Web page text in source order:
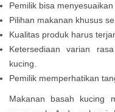
Pemilik bisa
Pilihan makanan khusus
Kualitas produk harus
Ketersediaan varian
kucing.
Pemilik memperhatikan
Makanan basah kucing